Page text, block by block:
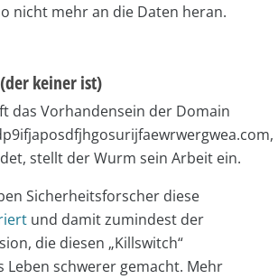
nicht mehr an die Daten heran.
keiner ist)
das Vorhandensein der Domain
stellt der Wurm sein Arbeit ein.
Sicherheitsforscher diese
und damit zumindest der
die diesen „Killswitch“
Leben schwerer gemacht. Mehr